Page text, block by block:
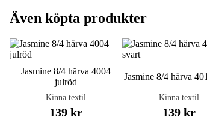
Även köpta produkter
Jasmine 8/4 härva 4004
julröd
Kinna textil
139 kr
Jasmine 8/4 härva
Kinna textil
139 kr